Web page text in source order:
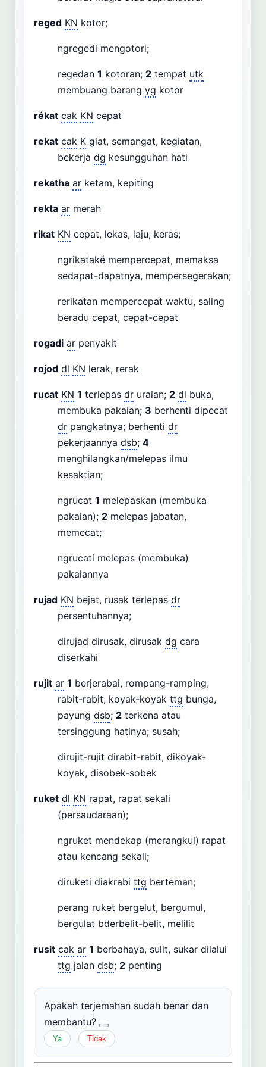
reged KN kotor;
ngregedi mengotori;
regedan 1 kotoran; 2 tempat utk
membuang barang yg kotor
rékat cak KN cepat
rekat cak K giat, semangat, kegiatan,
bekerja dg kesungguhan hati
rekatha ar ketam, kepiting
rekta ar merah
rikat KN cepat, lekas, laju, keras;
ngrikataké mempercepat, memaksa
sedapat-dapatnya, mempersegerakan;
rerikatan mempercepat waktu, saling
beradu cepat, cepat-cepat
rogadi ar penyakit
rojod dl KN lerak, rerak
rucat KN 1 terlepas dr uraian; 2 dl buka,
membuka pakaian; 3 berhenti dipecat
dr pangkatnya; berhenti dr
pekerjaannya dsb; 4
menghilangkan/melepas ilmu
kesaktian;
ngrucat 1 melepaskan (membuka
pakaian); 2 melepas jabatan,
memecat;
ngrucati melepas (membuka)
pakaiannya
rujad KN bejat, rusak terlepas dr
persentuhannya;
dirujad dirusak, dirusak dg cara
diserkahi
rujit ar 1 berjerabai, rompang-ramping,
rabit-rabit, koyak-koyak ttg bunga,
payung dsb; 2 terkena atau
tersinggung hatinya; susah;
dirujit-rujit dirabit-rabit, dikoyak-
koyak, disobek-sobek
ruket dl KN rapat, rapat sekali
(persaudaraan);
ngruket mendekap (merangkul) rapat
atau kencang sekali;
diruketi diakrabi ttg berteman;
perang ruket bergelut, bergumul,
bergulat bderbelit-belit, melilit
rusit cak ar 1 berbahaya, sulit, sukar dilalui
ttg jalan dsb; 2 penting
Apakah terjemahan sudah benar dan
membantu?
Ya Tidak